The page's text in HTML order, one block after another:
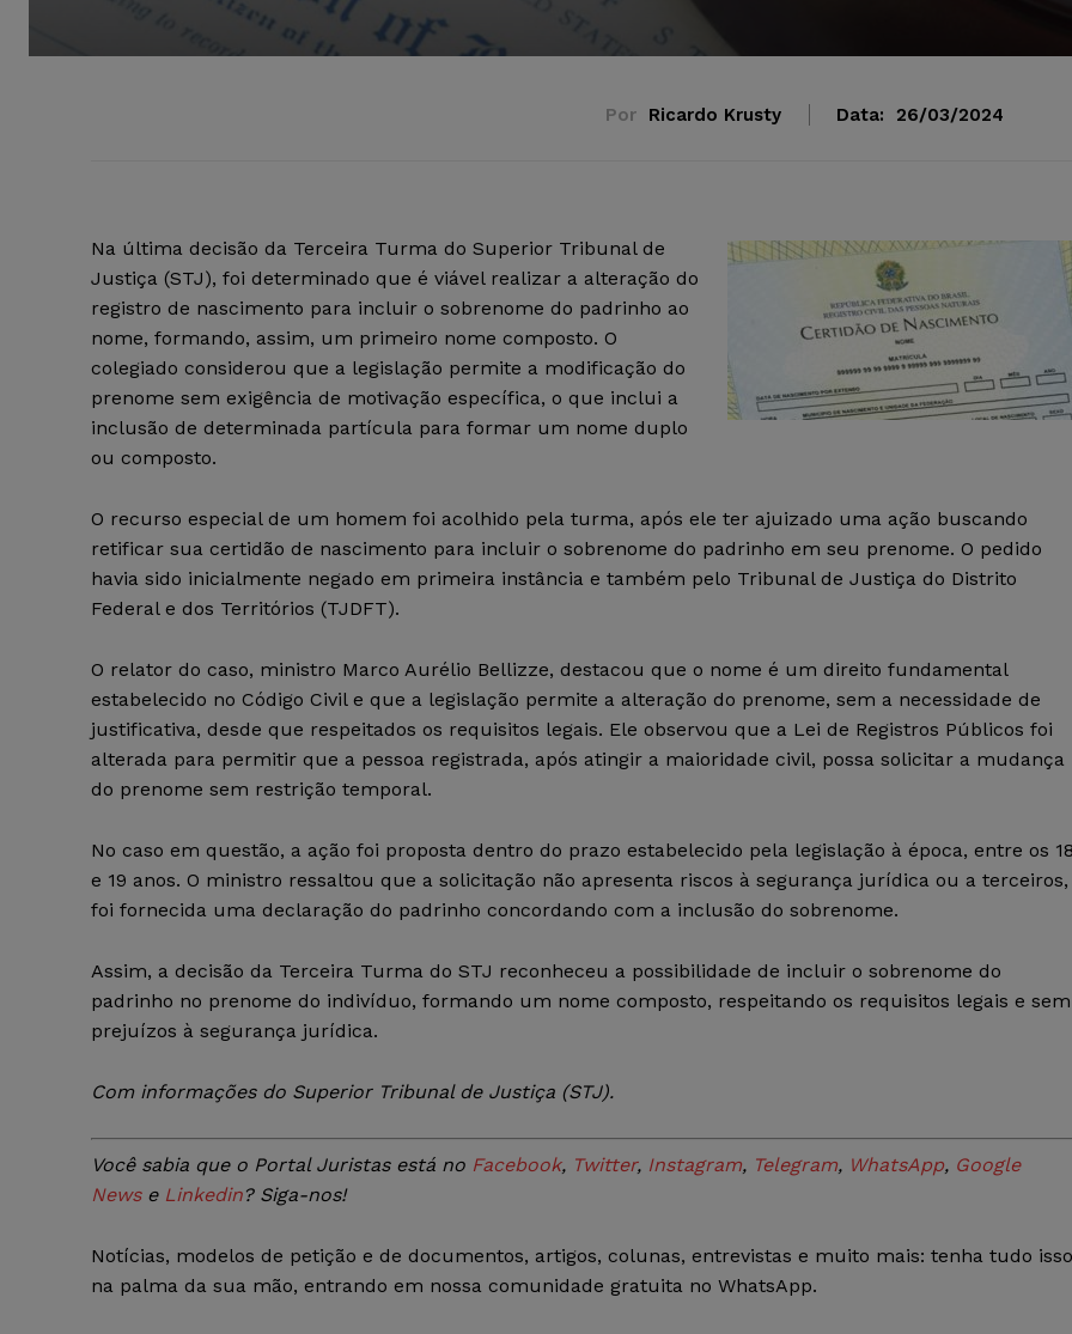
Por Ricardo Krusty Data: 26/03/2024
Na última decisão da Terceira Turma do Superior Tribunal de
Justiça (STJ), foi determinado que é viável realizar a alteração do
registro de nascimento para incluir o sobrenome do padrinho ao
nome, formando, assim, um primeiro nome composto. O
colegiado considerou que a legislação permite a modificação do
prenome sem exigência de motivação específica, o que inclui a
inclusão de determinada partícula para formar um nome duplo
ou composto.
O recurso especial de um homem foi acolhido pela turma, após ele ter ajuizado uma ação buscando
retificar sua certidão de nascimento para incluir o sobrenome do padrinho em seu prenome. O pedido
havia sido inicialmente negado em primeira instância e também pelo Tribunal de Justiça do Distrito
Federal e dos Territórios (TJDFT).
O relator do caso, ministro Marco Aurélio Bellizze, destacou que o nome é um direito fundamental
estabelecido no Código Civil e que a legislação permite a alteração do prenome, sem a necessidade de
justificativa, desde que respeitados os requisitos legais. Ele observou que a Lei de Registros Públicos foi
alterada para permitir que a pessoa registrada, após atingir a maioridade civil, possa solicitar a mudança
do prenome sem restrição temporal.
No caso em questão, a ação foi proposta dentro do prazo estabelecido pela legislação à época, entre os
e 19 anos. O ministro ressaltou que a solicitação não apresenta riscos à segurança jurídica ou a terceiros,
foi fornecida uma declaração do padrinho concordando com a inclusão do sobrenome.
Assim, a decisão da Terceira Turma do STJ reconheceu a possibilidade de incluir o sobrenome do
padrinho no prenome do indivíduo, formando um nome composto, respeitando os requisitos legais e sem
prejuízos à segurança jurídica.
Com informações do Superior Tribunal de Justiça (STJ).
Você sabia que o Portal Juristas está no Facebook, Twitter, Instagram, Telegram, WhatsApp, Google
Newse Linkedin? Siga-nos!
Notícias, modelos de petição e de documentos, artigos, colunas, entrevistas e muito mais: tenha tudo isso
na palma da sua mão, entrando em nossa comunidade gratuita no WhatsApp.